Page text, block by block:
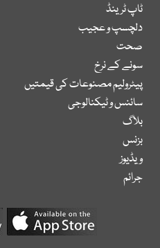
ٹاپ ٹرینڈ
دلچسپ و عجیب
صحت
سونے کے نرخ
پیٹرولیم مصنوعات کی قیمتیں
سائنس و ٹیکنالوجی
بلاگ
بزنس
ویڈیوز
جرائم